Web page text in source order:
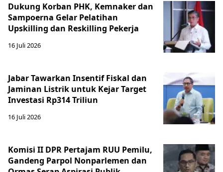
Dukung Korban PHK, Kemnaker dan
Sampoerna Gelar Pelatihan
Upskilling dan Reskilling Pekerja
16 Juli 2026
Jabar Tawarkan Insentif Fiskal dan
Jaminan Listrik untuk Kejar Target
Investasi Rp314 Triliun
16 Juli 2026
Komisi II DPR Pertajam RUU Pemilu,
Gandeng Parpol Nonparlemen dan